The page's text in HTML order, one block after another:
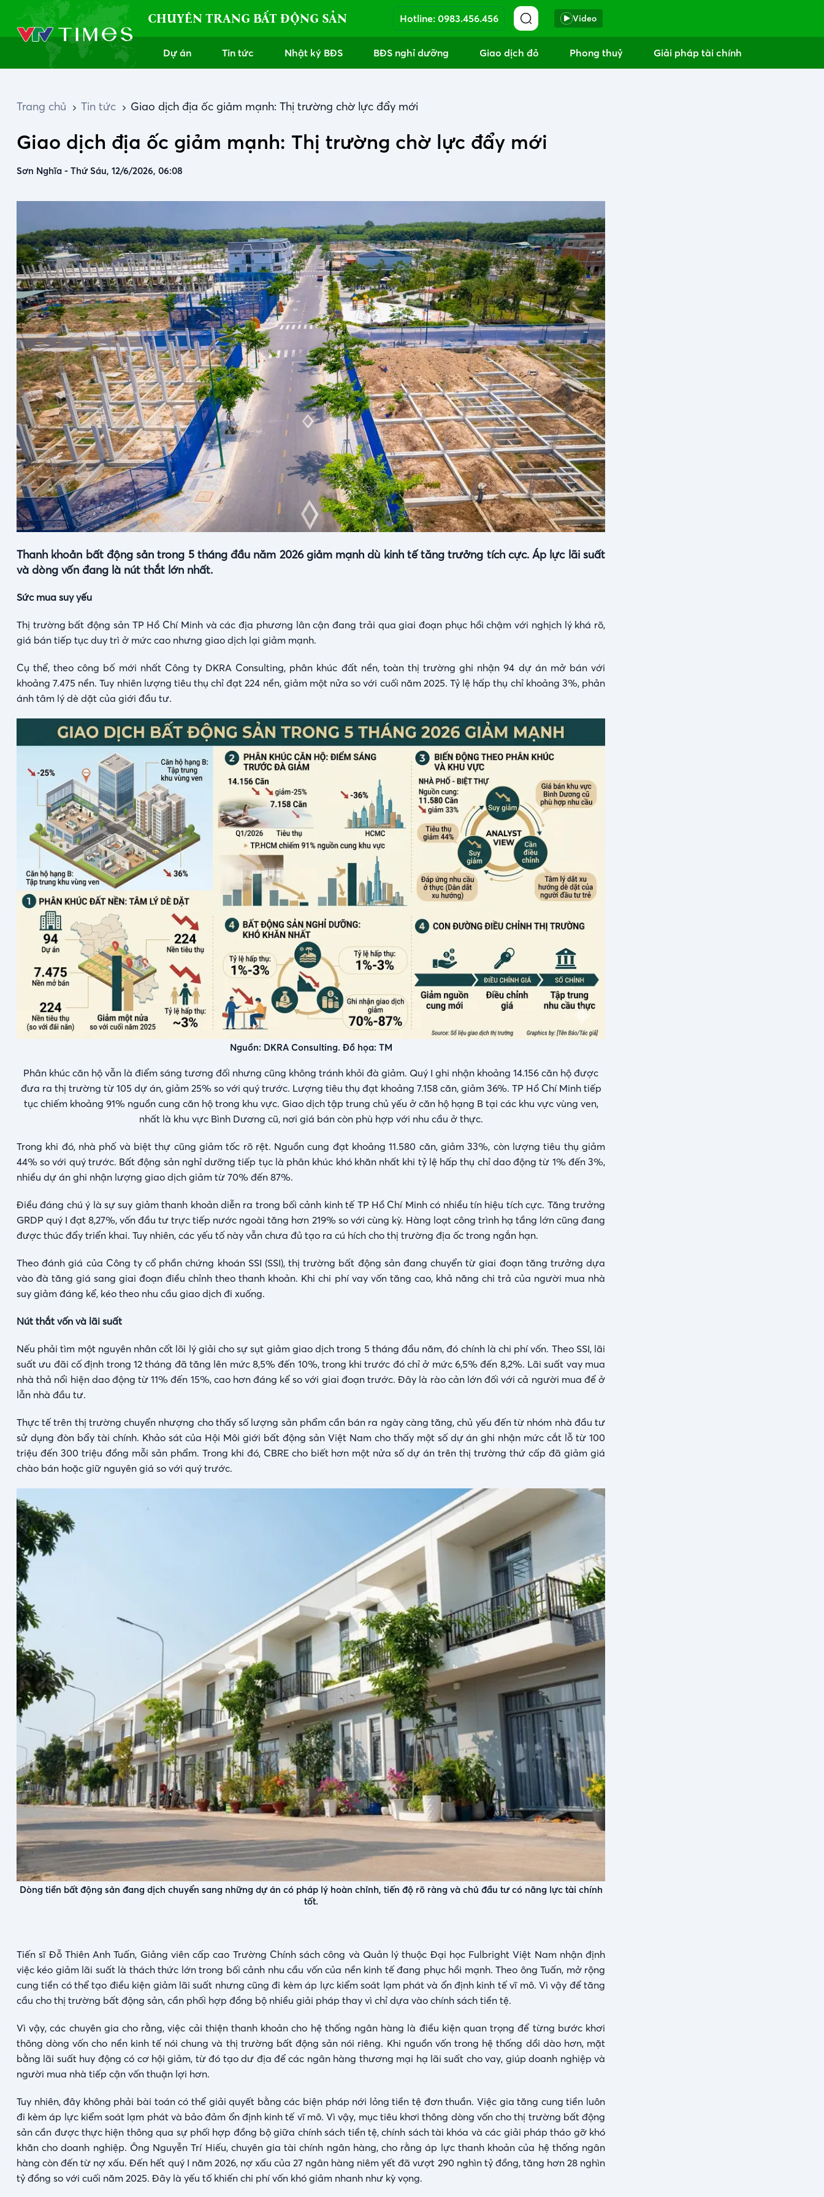
CHUYÊN TRANG BẤT ĐỘNG SẢN Hotline: 0983.456.456 Video
Dự án Tin tức Nhật ký BĐS BĐS nghỉ dưỡng Giao dịch đỏ Phong thuỷ Giải pháp tài chính
Trang chủ Tin tức Giao dịch địa ốc giảm mạnh: Thị trường chờ lực đẩy mới
Giao dịch địa ốc giảm mạnh: Thị trường chờ lực đẩy mới
Sơn Nghĩa - Thứ Sáu, 12/6/2026, 06:08
Thanh khoản bất động sản trong 5 tháng đầu năm 2026 giảm mạnh dù kinh tế tăng trưởng tích cực. Áp lực lãi suất
và dòng vốn đang là nút thắt lớn nhất.
Sức mua suy yếu
Thị trường bất động sản TP Hồ Chí Minh và các địa phương lân cận đang trải qua giai đoạn phục hồi chậm với nghịch lý khá rõ,
giá bán tiếp tục duy trì ở mức cao nhưng giao dịch lại giảm mạnh.
Cụ thể, theo công bố mới nhất Công ty DKRA Consulting, phân khúc đất nền, toàn thị trường ghi nhận 94 dự án mở bán với
khoảng 7.475 nền. Tuy nhiên lượng tiêu thụ chỉ đạt 224 nền, giảm một nửa so với cuối năm 2025. Tỷ lệ hấp thụ chỉ khoảng 3%, phản
ánh tâm lý dè dặt của giới đầu tư.
Nguồn: DKRA Consulting. Đồ họa: TM
Phân khúc căn hộ vẫn là điểm sáng tương đối nhưng cũng không tránh khỏi đà giảm. Quý I ghi nhận khoảng 14.156 căn hộ được
đưa ra thị trường từ 105 dự án, giảm 25% so với quý trước. Lượng tiêu thụ đạt khoảng 7.158 căn, giảm 36%. TP Hồ Chí Minh tiếp
tục chiếm khoảng 91% nguồn cung căn hộ trong khu vực. Giao dịch tập trung chủ yếu ở căn hộ hạng B tại các khu vực vùng ven,
nhất là khu vực Bình Dương cũ, nơi giá bán còn phù hợp với nhu cầu ở thực.
Trong khi đó, nhà phố và biệt thự cũng giảm tốc rõ rệt. Nguồn cung đạt khoảng 11.580 căn, giảm 33%, còn lượng tiêu thụ giảm
44% so với quý trước. Bất động sản nghỉ dưỡng tiếp tục là phân khúc khó khăn nhất khi tỷ lệ hấp thụ chỉ dao động từ 1% đến 3%,
nhiều dự án ghi nhận lượng giao dịch giảm từ 70% đến 87%.
Điều đáng chú ý là sự suy giảm thanh khoản diễn ra trong bối cảnh kinh tế TP Hồ Chí Minh có nhiều tín hiệu tích cực. Tăng trưởng
GRDP quý I đạt 8,27%, vốn đầu tư trực tiếp nước ngoài tăng hơn 219% so với cùng kỳ. Hàng loạt công trình hạ tầng lớn cũng đang
được thúc đẩy triển khai. Tuy nhiên, các yếu tố này vẫn chưa đủ tạo ra cú hích cho thị trường địa ốc trong ngắn hạn.
Theo đánh giá của Công ty cổ phần chứng khoán SSI (SSI), thị trường bất động sản đang chuyển từ giai đoạn tăng trưởng dựa
vào đà tăng giá sang giai đoạn điều chỉnh theo thanh khoản. Khi chi phí vay vốn tăng cao, khả năng chi trả của người mua nhà
suy giảm đáng kể, kéo theo nhu cầu giao dịch đi xuống.
Nút thắt vốn và lãi suất
Nếu phải tìm một nguyên nhân cốt lõi lý giải cho sự sụt giảm giao dịch trong 5 tháng đầu năm, đó chính là chi phí vốn. Theo SSI, lãi
suất ưu đãi cố định trong 12 tháng đã tăng lên mức 8,5% đến 10%, trong khi trước đó chỉ ở mức 6,5% đến 8,2%. Lãi suất vay mua
nhà thả nổi hiện dao động từ 11% đến 15%, cao hơn đáng kể so với giai đoạn trước. Đây là rào cản lớn đối với cả người mua để ở
lẫn nhà đầu tư.
Thực tế trên thị trường chuyển nhượng cho thấy số lượng sản phẩm cần bán ra ngày càng tăng, chủ yếu đến từ nhóm nhà đầu tư
sử dụng đòn bẩy tài chính. Khảo sát của Hội Môi giới bất động sản Việt Nam cho thấy một số dự án ghi nhận mức cắt lỗ từ 100
triệu đến 300 triệu đồng mỗi sản phẩm. Trong khi đó, CBRE cho biết hơn một nửa số dự án trên thị trường thứ cấp đã giảm giá
chào bán hoặc giữ nguyên giá so với quý trước.
Dòng tiền bất động sản đang dịch chuyển sang những dự án có pháp lý hoàn chỉnh, tiến độ rõ ràng và chủ đầu tư có năng lực tài chính
tốt.
Tiến sĩ Đỗ Thiên Anh Tuấn, Giảng viên cấp cao Trường Chính sách công và Quản lý thuộc Đại học Fulbright Việt Nam nhận định
việc kéo giảm lãi suất là thách thức lớn trong bối cảnh nhu cầu vốn của nền kinh tế đang phục hồi mạnh. Theo ông Tuấn, mở rộng
cung tiền có thể tạo điều kiện giảm lãi suất nhưng cũng đi kèm áp lực kiểm soát lạm phát và ổn định kinh tế vĩ mô. Vì vậy để tăng
cầu cho thị trường bất động sản, cần phối hợp đồng bộ nhiều giải pháp thay vì chỉ dựa vào chính sách tiền tệ.
Vì vậy, các chuyên gia cho rằng, việc cải thiện thanh khoản cho hệ thống ngân hàng là điều kiện quan trọng để từng bước khơi
thông dòng vốn cho nền kinh tế nói chung và thị trường bất động sản nói riêng. Khi nguồn vốn trong hệ thống dồi dào hơn, mặt
bằng lãi suất huy động có cơ hội giảm, từ đó tạo dư địa để các ngân hàng thương mại hạ lãi suất cho vay, giúp doanh nghiệp và
người mua nhà tiếp cận vốn thuận lợi hơn.
Tuy nhiên, đây không phải bài toán có thể giải quyết bằng các biện pháp nới lỏng tiền tệ đơn thuần. Việc gia tăng cung tiền luôn
đi kèm áp lực kiểm soát lạm phát và bảo đảm ổn định kinh tế vĩ mô. Vì vậy, mục tiêu khơi thông dòng vốn cho thị trường bất động
sản cần được thực hiện thông qua sự phối hợp đồng bộ giữa chính sách tiền tệ, chính sách tài khóa và các giải pháp tháo gỡ khó
khăn cho doanh nghiệp. Ông Nguyễn Trí Hiếu, chuyên gia tài chính ngân hàng, cho rằng áp lực thanh khoản của hệ thống ngân
hàng còn đến từ nợ xấu. Đến hết quý I năm 2026, nợ xấu của 27 ngân hàng niêm yết đã vượt 290 nghìn tỷ đồng, tăng hơn 28 nghìn
tỷ đồng so với cuối năm 2025. Đây là yếu tố khiến chi phí vốn khó giảm nhanh như kỳ vọng.